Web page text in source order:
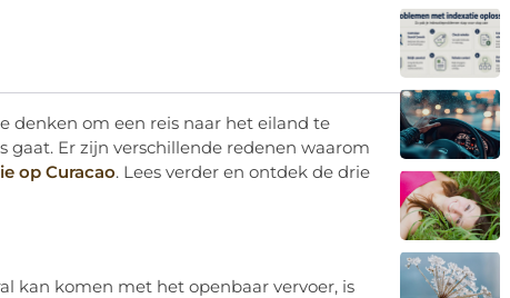
denken om een reis naar het eiland te
gaat. Er zijn verschillende redenen waarom
op Curacao. Lees verder en ontdek de drie
kan komen met het openbaar vervoer, is